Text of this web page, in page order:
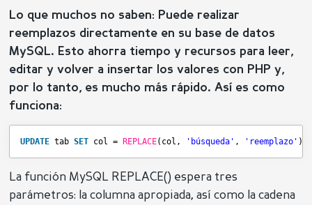
Lo que muchos no saben: Puede realizar
reemplazos directamente en su base de datos
MySQL. Esto ahorra tiempo y recursos para leer,
editar y volver a insertar los valores con PHP y,
por lo tanto, es mucho más rápido. Así es como
funciona:
UPDATE tab SET col = REPLACE(col, 'búsqueda' , 'reemplazo' );
La función MySQL REPLACE() espera tres
parámetros: la columna apropiada, así como la cadena